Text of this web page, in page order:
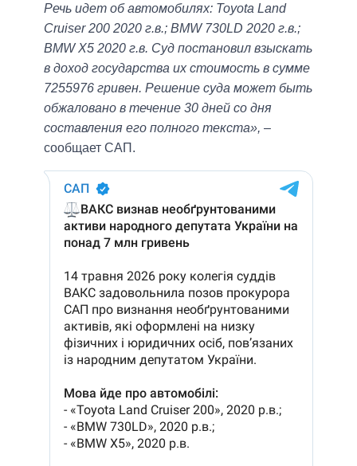
Речь идет об автомобилях: Toyota Land
Cruiser 200 2020 г.в.; BMW 730LD 2020 г.в.;
BMW Х5 2020 г.в. Суд постановил взыскать
в доход государства их стоимость в сумме
7255976 гривен. Решение суда может быть
обжаловано в течение 30 дней со дня
составления его полного текста», –
сообщает САП.